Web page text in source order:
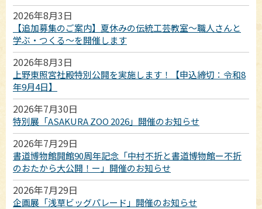
2026年8月3日
【追加募集のご案内】夏休みの伝統工芸教室～職人さんと
学ぶ・つくる～を開催します
2026年8月3日
上野東照宮社殿特別公開を実施します！【申込締切：令和8
年9月4日】
2026年7月30日
特別展「ASAKURA ZOO 2026」開催のお知らせ
2026年7月29日
書道博物館開館90周年記念「中村不折と書道博物館ー不折
のおたから大公開！ー」開催のお知らせ
2026年7月29日
企画展「浅草ビッグパレード」開催のお知らせ